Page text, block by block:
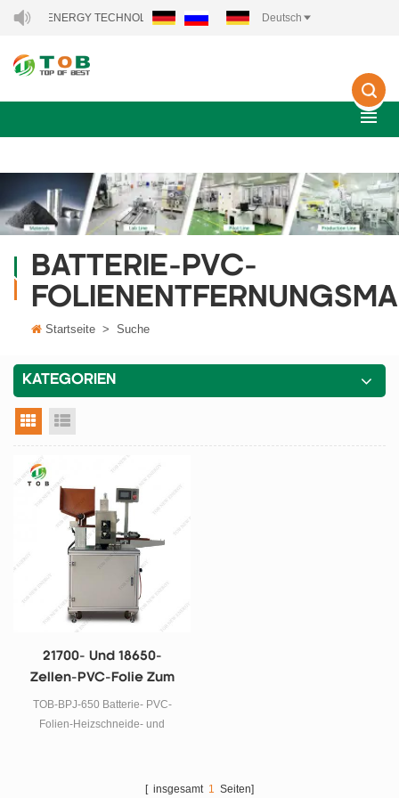
NEW ENERGY TECHNOLOGY CO., LTD.. Deutsch
BATTERIE-PVC-
Startseite > Suche
KATEGORIEN
Rasteransicht
21700- Und 18650-
Zellen-PVC-Folie Zum
Heißschneiden Und
Entfernen Von
TOB-BPJ-650 Batterie- PVC-
Folien-Heizschneide- und
die hauptsächlich zum Entfernen[ insgesamt 1 Seiten]